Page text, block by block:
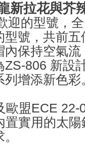
新拉花與芥
迎的型號，
號，共前
保持空氣
806 新設
列增添新色彩
歐盟ECE 22-
實用的太